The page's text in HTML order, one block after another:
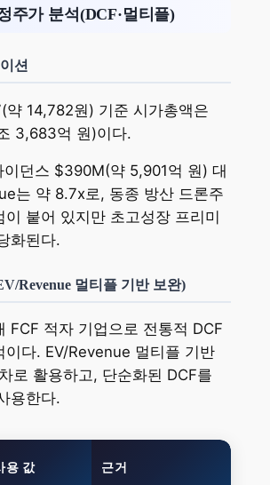
주가 분석(DCF·멀티플)
션
약 14,782원) 기준 시가총액은
3,683억 원)이다.
던스 $390M(약 5,901억 원) 대
는 약 8.7x로, 동종 방산 드론주
이 붙어 있지만 초고성장 프리미
화된다.
Revenue 멀티플 기반 보완)
FCF 적자 기업으로 전통적 DCF
이다. EV/Revenue 멀티플 기반
로 활용하고, 단순화된 DCF를
용한다.
용 값 근거